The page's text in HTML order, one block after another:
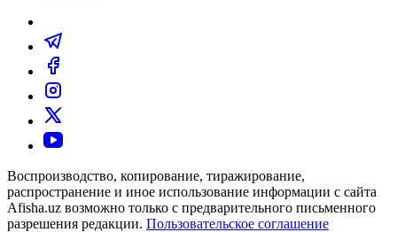
Воспроизводство, копирование, тиражирование,
распространение и иное использование информации с сайта
Afisha.uz возможно только с предварительного письменного
разрешения редакции. Пользовательское соглашение